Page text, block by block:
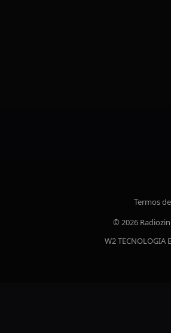
Termos
© 2026
W2 TECNOLOGIA